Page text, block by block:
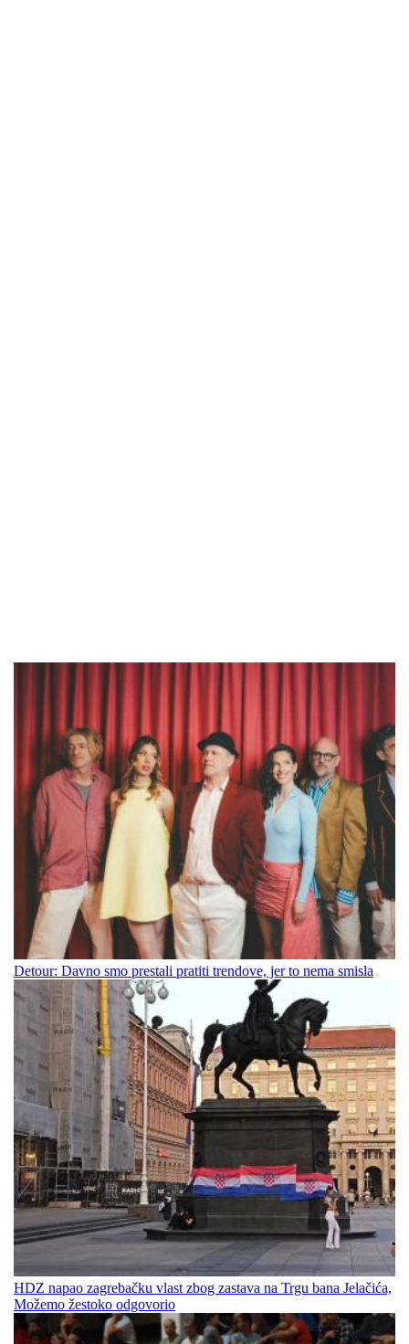
Detour: Davno smo prestali pratiti trendove, jer to nema smisla
HDZ napao zagrebačku vlast zbog zastava na Trgu bana Jelačića,
Možemo žestoko odgovorio